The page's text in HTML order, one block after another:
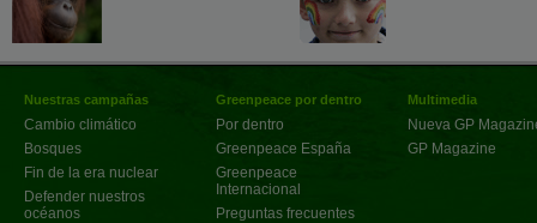
Nuestras campañas
Cambio climático
Bosques
Fin de la era nuclear
Defender nuestros
océanos
Greenpeace por dentro
Por dentro
Greenpeace España
Greenpeace
Internacional
Preguntas frecuentes
Multimedia
Nueva GP
GP Magazine